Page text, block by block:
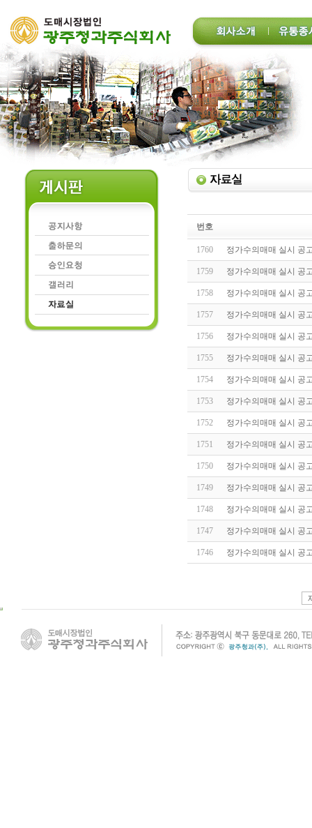
번호
1760 정가수의매매 실시 공
1759 정가수의매매 실시 공
1758 정가수의매매 실시 공
1757 정가수의매매 실시 공
1756 정가수의매매 실시 공
1755 정가수의매매 실시 공
1754 정가수의매매 실시 공
1753 정가수의매매 실시 공
1752 정가수의매매 실시 공
1751 정가수의매매 실시 공
1750 정가수의매매 실시 공
1749 정가수의매매 실시 공
1748 정가수의매매 실시 공
1747 정가수의매매 실시 공
1746 정가수의매매 실시 공